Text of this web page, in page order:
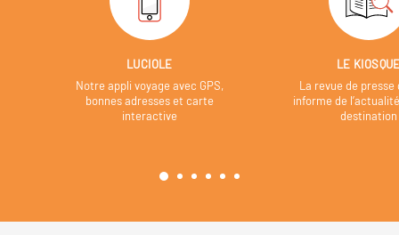
LUCIOLE
Notre appli voyage avec GPS,
bonnes adresses et carte
interactive
LE
La revue de presse
informe de
destination